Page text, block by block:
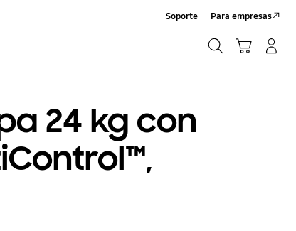
Soporte Para empresas
24 kg con